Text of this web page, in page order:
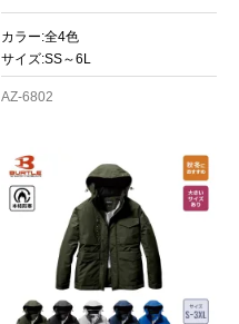
カラー:全4色
サイズ:SS～6L
AZ-6802